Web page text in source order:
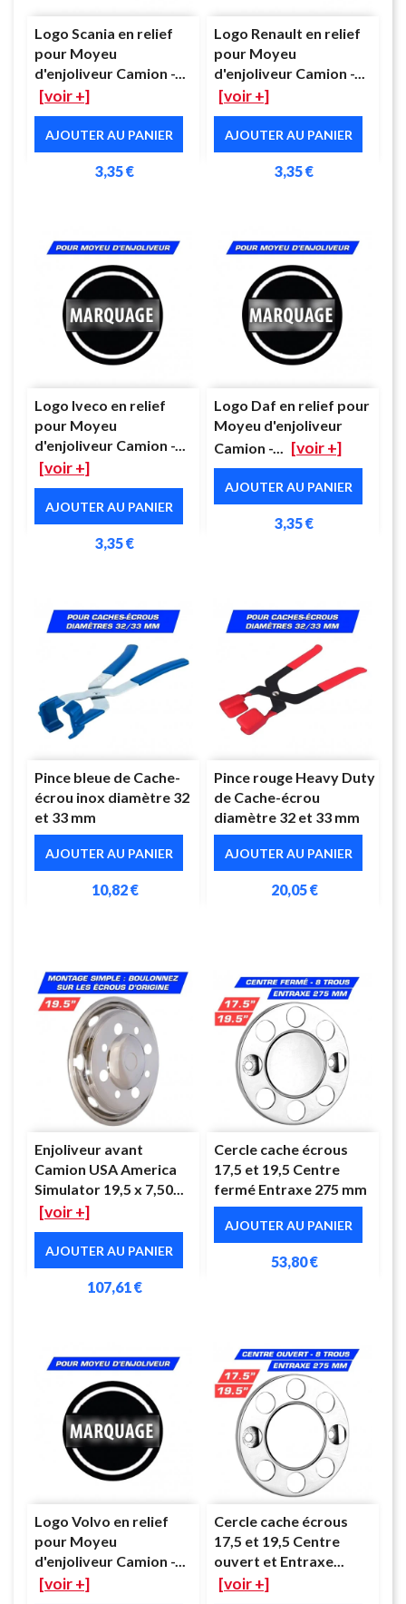
Logo Scania en relief
pour Moyeu
d'enjoliveur Camion -...
[voir +]
AJOUTER AU PANIER
3,35 €
Logo Renault en relief
pour Moyeu
d'enjoliveur Camion -...
[voir +]
AJOUTER AU PANIER
3,35 €
Logo Iveco en relief
pour Moyeu
d'enjoliveur Camion -...
[voir +]
AJOUTER AU PANIER
3,35 €
Logo Daf en relief pour
Moyeu d'enjoliveur
Camion -... [voir +]
AJOUTER AU PANIER
3,35 €
Pince bleue de Cache-
écrou inox diamètre 32
et 33 mm
AJOUTER AU PANIER
10,82 €
Pince rouge Heavy Duty
de Cache-écrou
diamètre 32 et 33 mm
AJOUTER AU PANIER
20,05 €
Enjoliveur avant
Camion USA America
Simulator 19,5 x 7,50...
[voir +]
AJOUTER AU PANIER
107,61 €
Cercle cache écrous
17,5 et 19,5 Centre
fermé Entraxe 275 mm
AJOUTER AU PANIER
53,80 €
Logo Volvo en relief
pour Moyeu
d'enjoliveur Camion -...
[voir +]
Cercle cache écrous
17,5 et 19,5 Centre
ouvert et Entraxe...
[voir +]